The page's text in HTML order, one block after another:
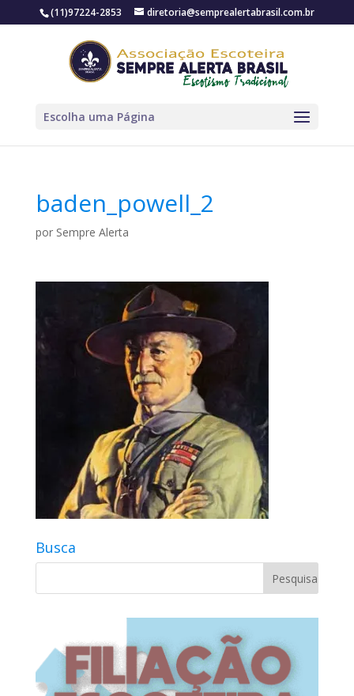
(11)97224-2853 diretoria@semprealertabrasil.com.br
Escolha uma Página
baden_powell_2
por Sempre Alerta
Busca